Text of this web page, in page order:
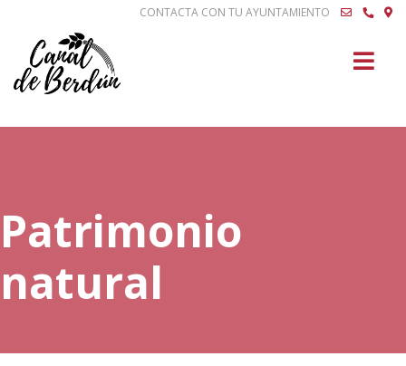
CONTACTA CON TU AYUNTAMIENTO
Patrimonio
natural